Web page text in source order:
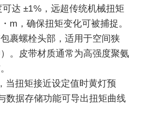
达 ±1%，远超传统机械扭矩
m，确保扭矩变化可被捕捉。
裹螺栓头部，适用于空间狭
。皮带材质通常为高强度聚氨
当扭矩接近设定值时黄灯预
数据存储功能可导出扭矩曲线